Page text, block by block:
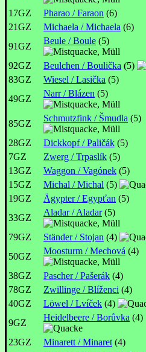
17GZ Pharao / Faraon (6)
21GZ
Michaela / Michaela (6)
91GZ
Beule / Boule (5)
92GZ Beulchen / Boulička (5)
83GZ Wiesel / Lasička (5)
49GZ
Narr / Blázen (5)
85GZ
Schmutzfink / Šmudla (5)
28GZ Dickkopf / Paličák (5)
7GZ
Zwerg / Trpaslík (5)
13GZ
Waggon / Vagónek (5)
15GZ Michal / Michal (5)
19GZ Ägypter / Egypťan (5)
33GZ
Aladar / Aladar(5)
79GZ Ständer / Stojan (4)
50GZ
Moosturm / Mechová (4)
38GZ Pascher / Pašerák (4)
78GZ Zwillinge / Blíženci (4)
40GZ Löwel / Lvíček (4)
9GZ
Heidelbeere / Borůvka (4)
23GZ Minarett / Minaret (4)